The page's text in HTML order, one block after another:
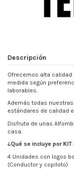
Descripción
Ofrecemos alta
medida según
laborables.
Además todas
estándares de calidad
Disfruta de unas
casa.
¿Qué se incluye por
4 Unidades con logos
(Conductor y copiloto)